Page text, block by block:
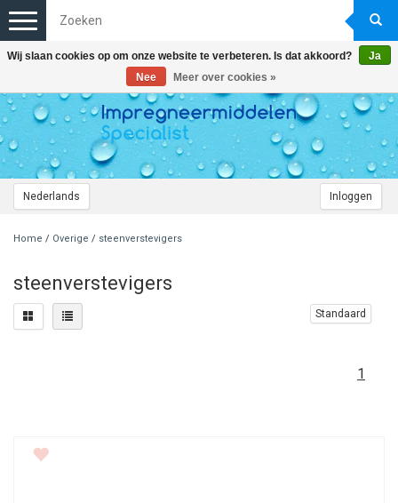
Nederlands Inloggen
Toggle
navigation
Home / Overige / steenverstevigers
steenverstevigers
Standaard
1
Wij slaan cookies op om onze website te verbeteren. Is dat akkoord?
Ja
Nee
Meer over cookies »